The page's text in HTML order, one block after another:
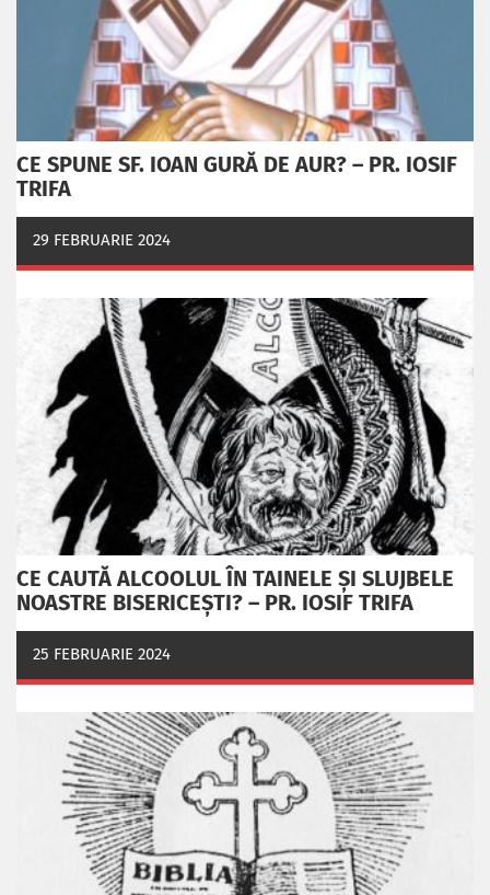
CE SPUNE SF. IOAN GURĂ DE AUR? – PR. IOSIF
TRIFA
29 FEBRUARIE 2024
CE CAUTĂ ALCOOLUL ÎN TAINELE ŞI SLUJBELE
NOASTRE BISERICEŞTI? – PR. IOSIF TRIFA
25 FEBRUARIE 2024